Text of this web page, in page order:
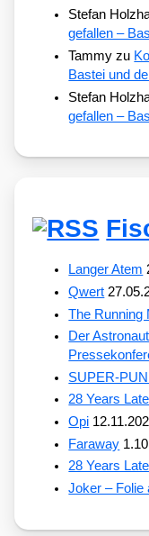
Stefan
gefallen –
Tammy zu
Bastei und
Stefan
gefallen –
Langer Atem
Qwert
The Running
Der
SUPER-
28 Years
Opi
Faraway
28 Years
Joker – Folie